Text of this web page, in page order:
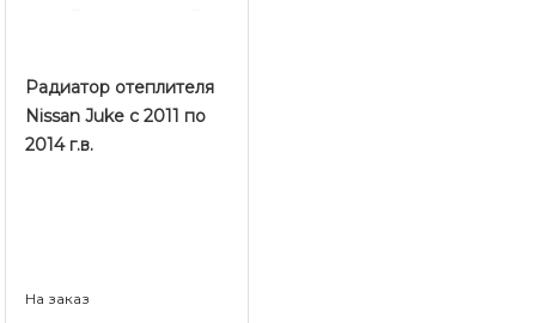
Радиатор отеплителя
Nissan Juke с 2011 по
2014 г.в.
На заказ